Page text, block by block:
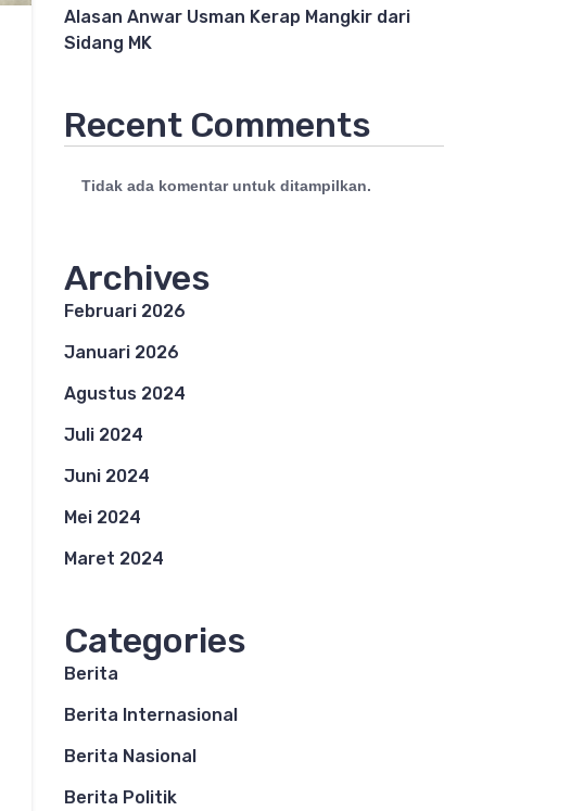
Alasan Anwar Usman Kerap Mangkir dari
Sidang MK
Recent Comments
Tidak ada komentar untuk ditampilkan.
Archives
Februari 2026
Januari 2026
Agustus 2024
Juli 2024
Juni 2024
Mei 2024
Maret 2024
Categories
Berita
Berita Internasional
Berita Nasional
Berita Politik